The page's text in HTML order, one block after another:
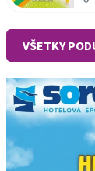
VŠETKY